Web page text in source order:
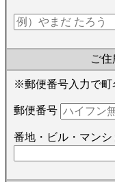
ご住
※郵便番号入力で町
郵便番号
番地・ビル・マンシ